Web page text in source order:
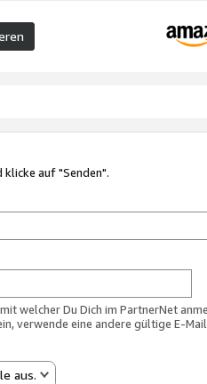
klicke auf "Senden".
welcher Du Dich im PartnerNet
verwende eine andere gültige E-
aus.